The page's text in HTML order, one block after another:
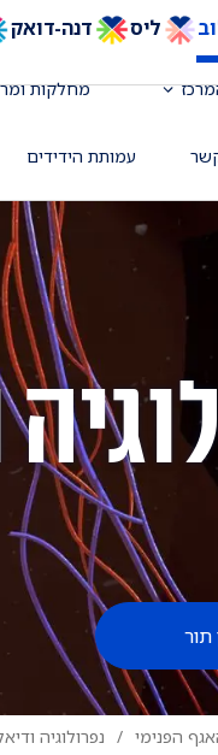
ליס דנה-דואק
מחלקות
עמותת הידידים
תור
הפנימי נפרולוגיה